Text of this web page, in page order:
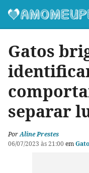
Gatos
separar
PorAline Prestes
06/07/2023 às 21:00 em